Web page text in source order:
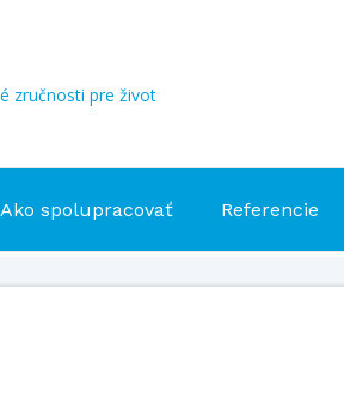
zručnosti pre život
Ako spolupracovať Referencie